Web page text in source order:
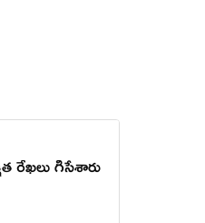
రేఖలు గీసేశారు